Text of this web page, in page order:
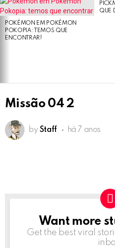
LATEST
STORIES
POKÉMON EM POKÉMON
POKOPIA: TEMOS QUE
ENCONTRAR!
QUE
Missão 04 2
by Staff há 7 anos
NEWSLETTER
Want more
Get the best viral